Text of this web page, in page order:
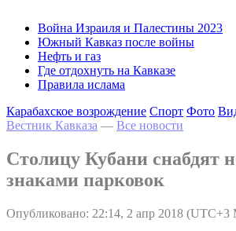
Война Израиля и Палестины 2023
Южный Кавказ после войны
Нефть и газ
Где отдохнуть на Кавказе
Правила ислама
Карабахское возрождение Спорт Фото
Вестник Кавказа — Все новости
Столицу Кубани снабдят
знаками парковок
Опубликовано: 22:14, 2 апр 2018 (UTC+3